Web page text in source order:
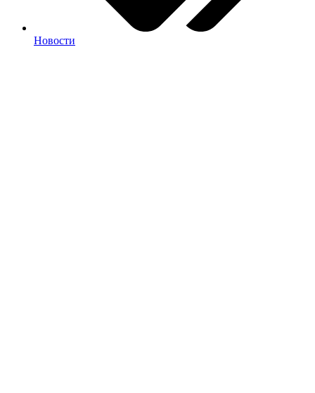
Новости